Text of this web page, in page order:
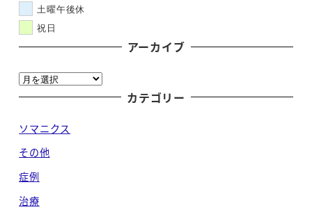
土曜午後休
祝日
アーカイブ
ア
ー
イ
ブ
カテゴリー
ソマニクス
その他
症例
治療